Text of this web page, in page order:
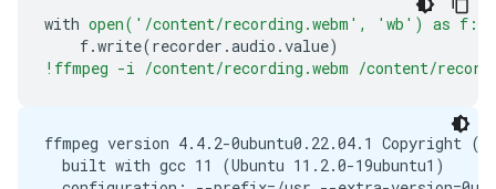
with open('/content/recording.webm', 'wb') as f:
f.write(recorder .audio .value)
!ffmpeg -i /content/recording.webm /content/
ffmpeg version 4.4.2-0ubuntu0.22.04.1 Copyright (c)
  built with gcc 11 (Ubuntu 11.2.0-19ubuntu1)